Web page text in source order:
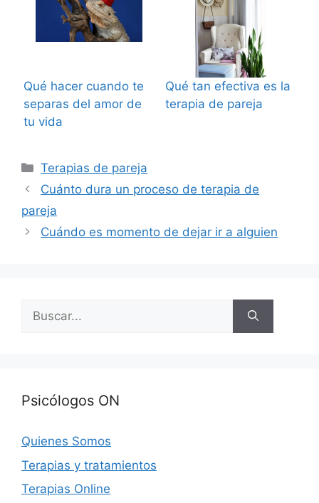
Qué hacer cuando te
separas del amor de
tu vida
Qué tan efectiva es la
terapia de pareja
Categorías
Terapias de pareja
Cuánto dura un proceso de terapia de
pareja
Cuándo es momento de dejar ir a alguien
Buscar:
Psicólogos ON
Quienes Somos
Terapias y tratamientos
Terapias Online